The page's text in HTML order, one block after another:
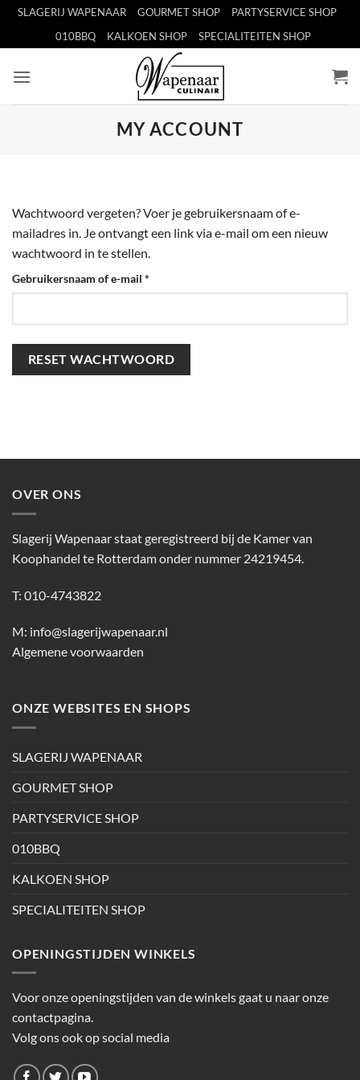
inhoud
SLAGERIJ WAPENAAR GOURMET SHOP
PARTYSERVICE SHOP
010BBQ
KALKOEN SHOP SPECIALITEITEN SHOP
MY ACCOUNT
Wachtwoord vergeten? Voer je gebruikersnaam of e-
mailadres in. Je ontvangt een link via e-mail om een nieuw
wachtwoord in te stellen.
Gebruikersnaam of e-mail *
RESET WACHTWOORD
OVER ONS
Slagerij Wapenaar staat geregistreerd bij de Kamer van
Koophandel te Rotterdam onder nummer 24219454.
T: 010-4743822
M: info@slagerijwapenaar.nl
Algemene voorwaarden
ONZE WEBSITES EN SHOPS
SLAGERIJ WAPENAAR
GOURMET SHOP
PARTYSERVICE SHOP
010BBQ
KALKOEN SHOP
SPECIALITEITEN SHOP
OPENINGSTIJDEN WINKELS
Voor onze openingstijden van de winkels gaat u naar onze
contactpagina.
Volg ons ook op social media